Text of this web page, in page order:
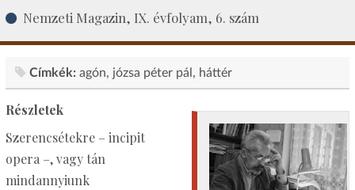
Nemzeti Magazin, IX. évfolyam, 6. szám
Címkék: agón józsa péter pál háttér
Részletek
Szerencsétekre – incipit
opera –, vagy tán
mindannyiunk